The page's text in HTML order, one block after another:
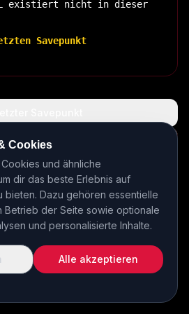
existiert nicht in dieser
Savepunkt
zur Basis
COIN TO CONTINUE...
Cookies
und ähnliche
dir das beste Erlebnis auf
bieten. Dazu gehören essentielle
Betrieb der Seite sowie optionale
und personalisierte Inhalte.
Alle akzeptieren